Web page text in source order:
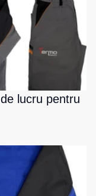
lucru pentru